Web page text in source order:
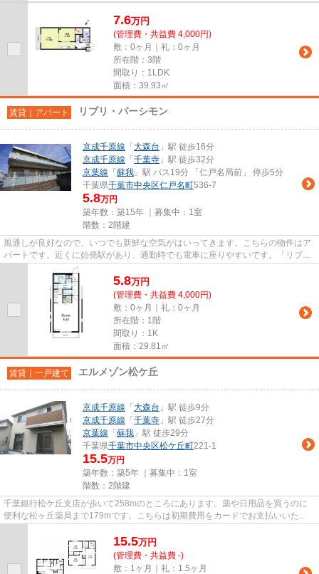
7.6万円
(管理費・共益費 4,000円)
敷：0ヶ月｜礼：0ヶ月
所在階：3階
間取り：1LDK
面積：39.93㎡
賃貸｜アパート リブリ・パーシモン
京成千原線 「 大森台 」駅 徒歩16分
京成千原線 「 千葉寺 」駅 徒歩32分
京葉線 「 蘇我 」駅 バス19分 「仁戸名局前」 停歩5分
千葉県千葉市中央区仁戸名町536-7
5.8万円
築年数：築15年 ｜募集中： 1室
階数：2階建
風通しが良好なので、いつでも新鮮な空気がはいってきます。こちらの物件はア
パートです。近くに始発駅があり、通勤時でも電車に座りやすいです。「リブ
リ・パーシモン」の物件情報を...
5.8万円
(管理費・共益費 4,000円)
敷：0ヶ月｜礼：0ヶ月
所在階：1階
間取り：1K
面積：29.81㎡
賃貸｜一戸建て エルメゾン松ケ丘
京成千原線 「 大森台 」駅 徒歩9分
京成千原線 「 千葉寺 」駅 徒歩27分
京葉線 「 蘇我 」駅 徒歩29分
千葉県千葉市中央区松ケ丘町221-1
15.5万円
築年数：築5年 ｜募集中： 1室
階数：2階建
千葉銀行松ケ丘支店が歩いて258mのところにあります。薬や日用品を買うのに
便利な松ヶ丘薬局まで179mです。こちらは初期費用をカードでお支払いいただ
15.5万円
(管理費・共益費 -)
敷：1ヶ月｜礼：1.5ヶ月